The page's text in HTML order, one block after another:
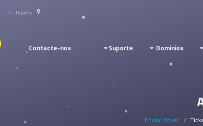
Português
Dominios
Suporte
Contacte-nos